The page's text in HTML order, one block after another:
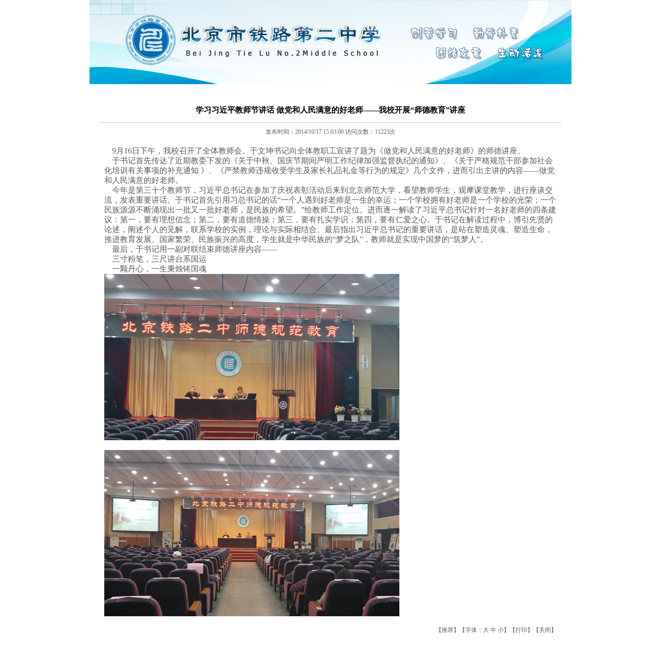
学习习近平教师节讲话 做党和人民满意的好老师——我校开展“师德教育”讲座
发布时间： 2014/10/17 15:03:00 访问次数： 11223次
9月16日下午，我校召开了全体教师会。于文坤书记向全体教职工宣讲了题为《做党和人民满意的好老师》的师德讲座。
于书记首先传达了近期教委下发的《关于中秋、国庆节期间严明工作纪律加强监督执纪的通知》、《关于严格规范干部参加社会
化培训有关事项的补充通知 》、《严禁教师违规收受学生及家长礼品礼金等行为的规定》几个文件，进而引出主讲的内容——做党
和人民满意的好老师。
今年是第三十个教师节，习近平总书记在参加了庆祝表彰活动后来到北京师范大学，看望教师学生，观摩课堂教学，进行座谈交
流，发表重要讲话。于书记首先引用习总书记的话“一个人遇到好老师是一生的幸运；一个学校拥有好老师是一个学校的光荣；一个
民族源源不断涌现出一批又一批好老师，是民族的希望。”给教师工作定位。进而逐一解读了习近平总书记针对一名好老师的四条建
议：第一，要有理想信念；第二，要有道德情操；第三，要有扎实学识；第四，要有仁爱之心。于书记在解读过程中，博引先贤的
论述，阐述个人的见解，联系学校的实例，理论与实际相结合。最后指出习近平总书记的重要讲话，是站在塑造灵魂、塑造生命，
推进教育发展、国家繁荣、民族振兴的高度，学生就是中华民族的“梦之队”，教师就是实现中国梦的“筑梦人”。
最后，于书记用一副对联结束师德讲座内容——
三寸粉笔，三尺讲台系国运
一颗丹心，一生秉烛铸国魂
【推荐】【字体： 大 中 小】【打印 】【 关闭 】